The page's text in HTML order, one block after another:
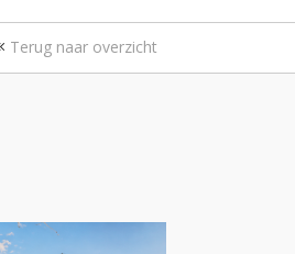
Terug naar overzicht